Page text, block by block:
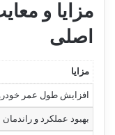
مزایا و
اصلی
مزایا
افزایش طول عمر
بهبود عملکرد و راندمان